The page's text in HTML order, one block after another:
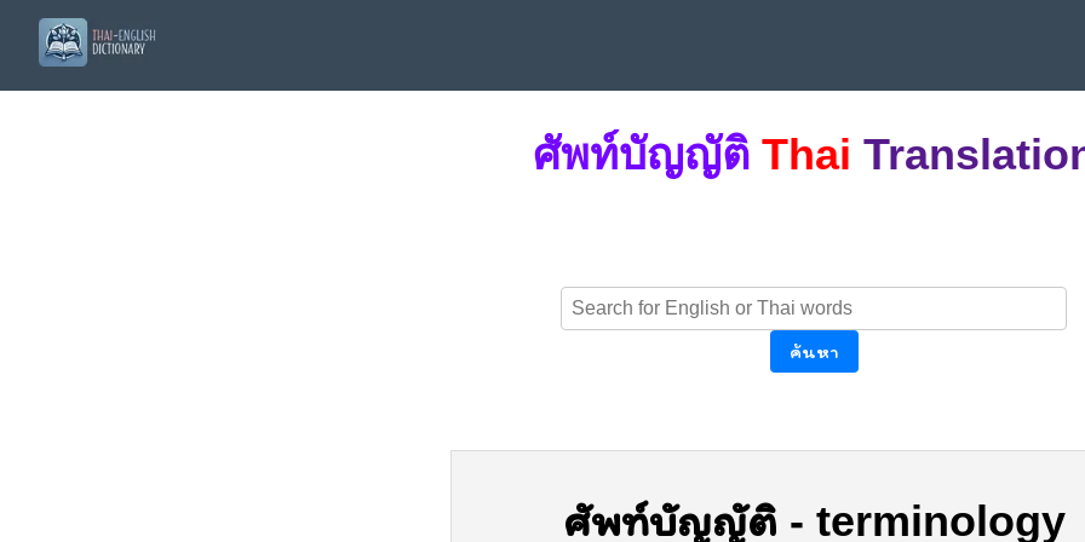
ศัพท์บัญญัติ Thai
ค้นหา
ศัพท์บัญญัติ - terminology